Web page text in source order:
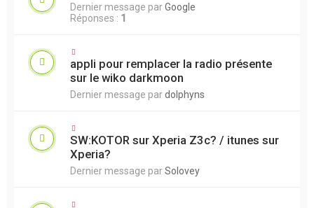
Dernier message parGoogle
Réponses : 1
appli pour remplacer la radio présente
sur le wiko darkmoon
Dernier message pardolphyns
SW:KOTOR sur Xperia Z3c? / itunes sur
Xperia?
Dernier message parSolovey